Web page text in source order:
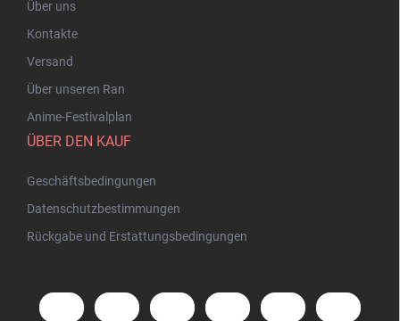
Über uns
Kontakte
Versand
Über unseren Ran
Anime-Festivalplan
ÜBER DEN KAUF
Geschäftsbedingungen
Datenschutzbestimmungen
Rückgabe und Erstattungsbedingungen